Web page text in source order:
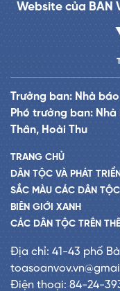
Website của BAN
Trưởng ban: Nhà báo
Phó trưởng ban:
Thân, Hoài Thu
TRANG CHỦ
DÂN TỘC VÀ PHÁT
SẮC MÀU CÁC DÂN TỘC
BIÊN GIỚI XANH
CÁC DÂN TỘC TRÊN
Địa chỉ: 41-43 phố
Điện thoại: 84-24-